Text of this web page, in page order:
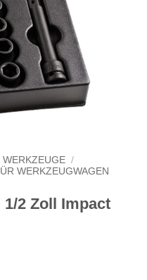
WERKZEUGE /
WERKZEUGWAGEN
2 Zoll Impact